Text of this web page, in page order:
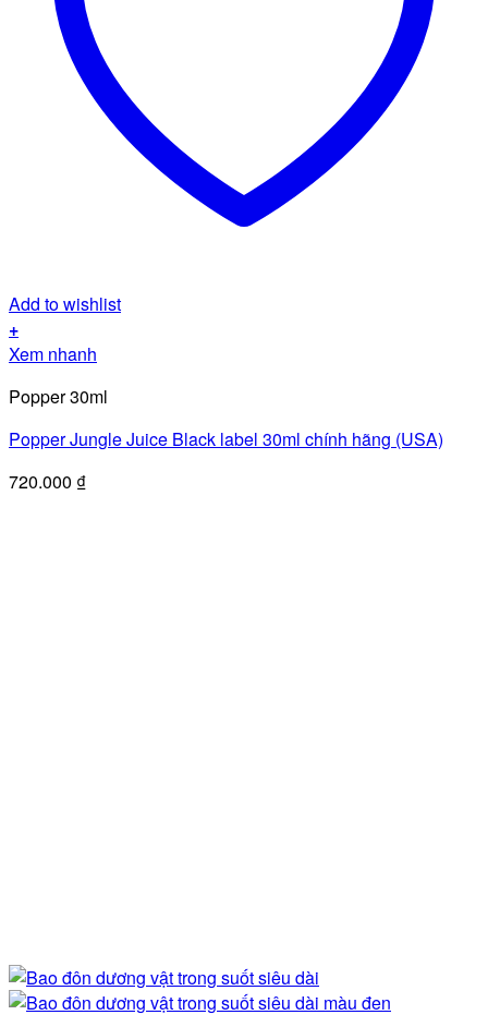
Add to wishlist
+
Xem nhanh
Popper 30ml
Popper Jungle Juice Black label 30ml chính hãng (USA)
720.000 ₫